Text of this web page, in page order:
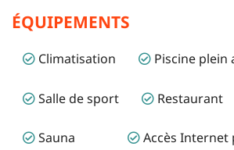
ÉQUIPEMENTS
Climatisation Piscine plein
Salle de sport Restaurant
Sauna Accès Internet